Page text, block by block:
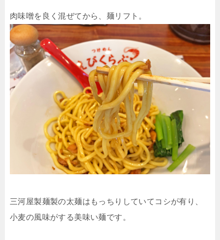
肉味噌を良く混ぜてから、麺リフト。
三河屋製麺製の太麺はもっちりしていてコシが有り、
小麦の風味がする美味い麺です。